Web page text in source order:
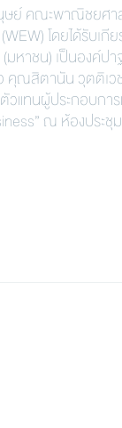
ษย์ คณะพาณิชยศ
โดยได้รับ
าชน) เป็นองค์ป
คุณสิตานัน วุตติเ
วแทนผู้ประกอบ
ณ ห้องป